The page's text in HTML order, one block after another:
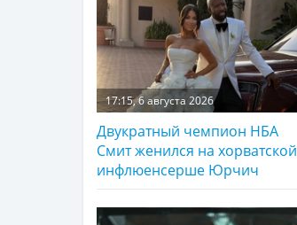
17:15, 6 августа 2026
Двукратный чемпион НБА
Смит женился на хорватской
инфлюенсерше Юрчич